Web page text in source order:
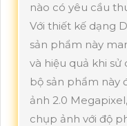
nào có yêu cầu
Với thiết kế dạng
sản phẩm này
và hiệu quả khi
bộ sản phẩm này
ảnh 2.0
chụp ảnh với độ